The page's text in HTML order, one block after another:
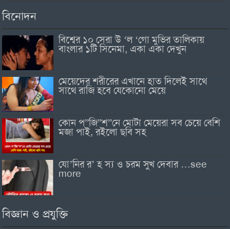
বিনোদন
বিশ্বের ১০ সেরা উ ‘ল ‘গো মুভির তালিকায়
বাংলার ১টি সিনেমা, একা একা দেখুন
মেয়েদের শরীরের এখানে হাত দিলেই সাথে
সাথে রাজি হবে যেকোনো মেয়ে
কোন প”জি”শ”নে মোটা মেয়েরা সব চেয়ে বেশি
মজা পাই, রইলো ছবি সহ
যো’নির র’ হ স্য ও চরম সুখ দেবার …see
more
বিজ্ঞান ও প্রযুক্তি